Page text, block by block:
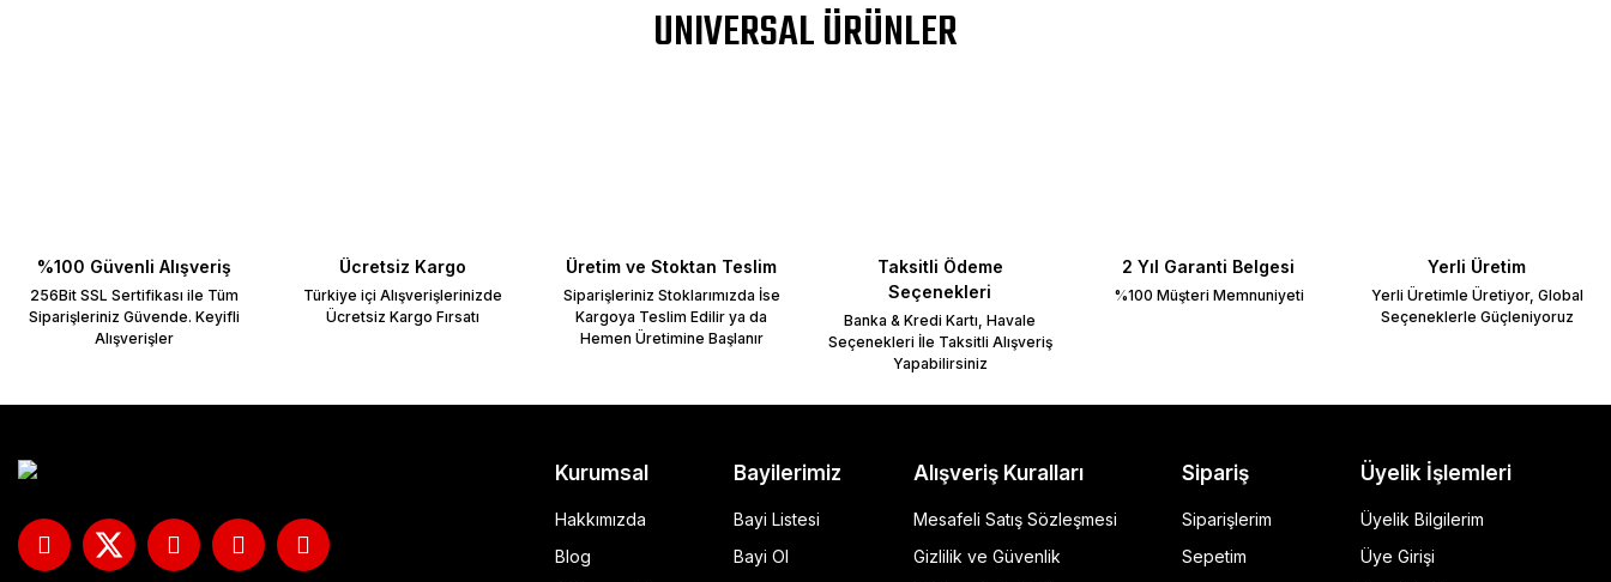
UNIVERSAL ÜRÜNLER
%100 Güvenli Alışveriş
256Bit SSL Sertifikası ile Tüm
Siparişleriniz Güvende. Keyifli
Alışverişler
Ücretsiz Kargo
Türkiye içi Alışverişlerinizde
Ücretsiz Kargo Fırsatı
Üretim ve Stoktan Teslim
Siparişleriniz Stoklarımızda İse
Kargoya Teslim Edilir ya da
Hemen Üretimine Başlanır
Taksitli Ödeme
Seçenekleri
Banka & Kredi Kartı, Havale
Seçenekleri İle Taksitli Alışveriş
Yapabilirsiniz
2 Yıl Garanti Belgesi
%100 Müşteri Memnuniyeti
Yerli Üretim
Yerli Üretimle Üretiyor, Global
Seçeneklerle Güçleniyoruz
Kurumsal
Hakkımızda
Blog
Bayilerimiz
Bayi Listesi
Bayi Ol
Alışveriş Kuralları
Mesafeli Satış Sözleşmesi
Gizlilik ve Güvenlik
Sipariş
Siparişlerim
Sepetim
Üyelik İşlemleri
Üyelik Bilgilerim
Üye Girişi